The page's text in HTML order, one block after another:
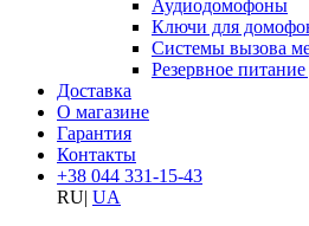
Аудиодомофоны
Ключи для
Системы вызова
Резервное
Доставка
О магазине
Гарантия
Контакты
+38 044 331-15-43
RU| UA